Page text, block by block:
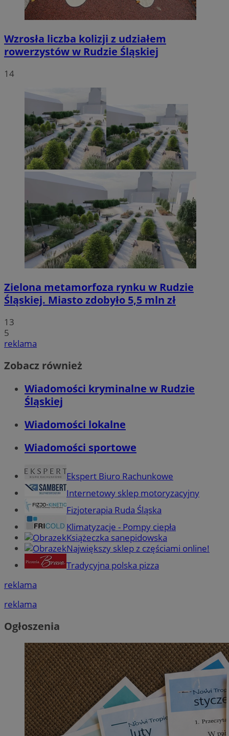
Wzrosła liczba kolizji z udziałem
rowerzystów w Rudzie Śląskiej
14
Zielona metamorfoza rynku w Rudzie
Śląskiej. Miasto zdobyło 5,5 mln zł
13
5
reklama
Zobacz również
Wiadomości kryminalne w Rudzie
Śląskiej
Wiadomości lokalne
Wiadomości sportowe
Ekspert Biuro Rachunkowe
Internetowy sklep motoryzacyjny
Fizjoterapia Ruda Śląska
Klimatyzacje - Pompy ciepła
Książeczka sanepidowska
Największy sklep z częściami online!
Tradycyjna polska pizza
reklama
reklama
Ogłoszenia